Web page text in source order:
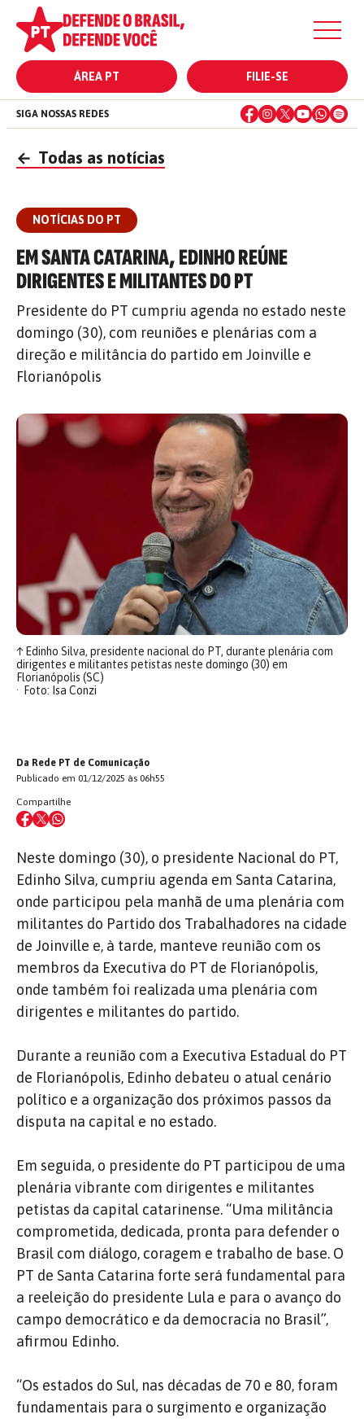
ÁREA PT FILIE-SE
SIGA NOSSAS REDES
← Todas as notícias
NOTÍCIAS DO PT
EM SANTA CATARINA, EDINHO REÚNE
DIRIGENTES E MILITANTES DO PT
Presidente do PT cumpriu agenda no estado neste
domingo (30), com reuniões e plenárias com a
direção e militância do partido em Joinville e
Florianópolis
↑Edinho Silva, presidente nacional do PT, durante plenária com
dirigentes e militantes petistas neste domingo (30) em
Florianópolis (SC)
Foto: Isa Conzi
Da Rede PT de Comunicação
Publicado em 01/12/2025 às 06h55
Compartilhe
Neste domingo (30), o presidente Nacional do PT,
Edinho Silva, cumpriu agenda em Santa Catarina,
onde participou pela manhã de uma plenária com
militantes do Partido dos Trabalhadores na cidade
de Joinville e, à tarde, manteve reunião com os
membros da Executiva do PT de Florianópolis,
onde também foi realizada uma plenária com
dirigentes e militantes do partido.
Durante a reunião com a Executiva Estadual do PT
de Florianópolis, Edinho debateu o atual cenário
político e a organização dos próximos passos da
disputa na capital e no estado.
Em seguida, o presidente do PT participou de uma
plenária vibrante com dirigentes e militantes
petistas da capital catarinense. “Uma militância
comprometida, dedicada, pronta para defender o
Brasil com diálogo, coragem e trabalho de base. O
PT de Santa Catarina forte será fundamental para
a reeleição do presidente Lula e para o avanço do
campo democrático e da democracia no Brasil”,
afirmou Edinho.
“Os estados do Sul, nas décadas de 70 e 80, foram
fundamentais para o surgimento e organização